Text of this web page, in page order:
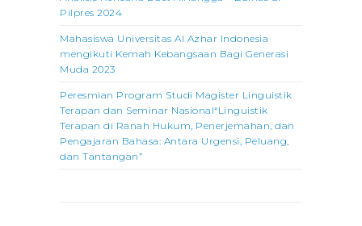
Pilpres 2024
Mahasiswa Universitas Al Azhar Indonesia
mengikuti Kemah Kebangsaan Bagi Generasi
Muda 2023
Peresmian Program Studi Magister Linguistik
Terapan dan Seminar Nasional“Linguistik
Terapan di Ranah Hukum, Penerjemahan, dan
Pengajaran Bahasa: Antara Urgensi, Peluang,
dan Tantangan”